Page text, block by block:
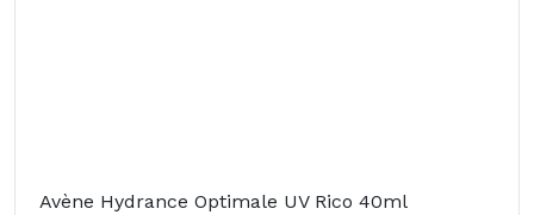
Avène Hydrance Optimale UV Rico 40ml